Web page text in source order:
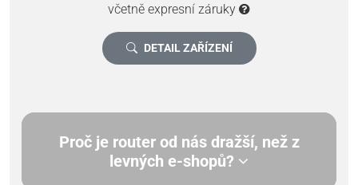
včetně expresní záruky
DETAIL ZAŘÍZENÍ
Proč je router od nás dražší, než z
levných e-shopů?